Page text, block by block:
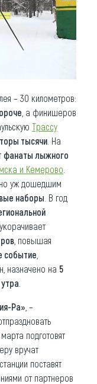
– 30 километров:
, а финишеров
Трассу
тысячи . На
фанаты лыжного
и Кемерово
, но уж дошедшим
наборы . В год
, повышая
событие
назначено на 5
утра
Ра» , –
подготовят
вручат
поставят
от партнеров